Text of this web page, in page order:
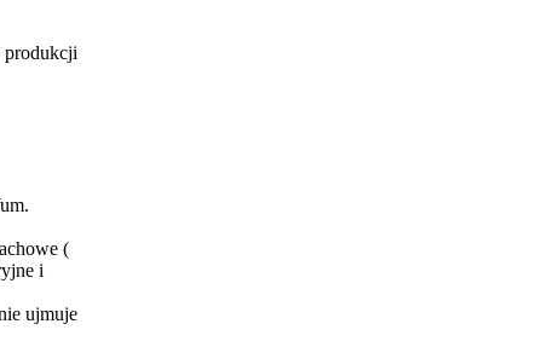
produkcji
(
i
ujmuje